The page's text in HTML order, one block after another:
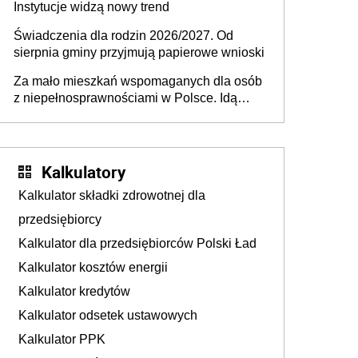
Instytucje widzą nowy trend
Świadczenia dla rodzin 2026/2027. Od
sierpnia gminy przyjmują papierowe wnioski
Za mało mieszkań wspomaganych dla osób
z niepełnosprawnościami w Polsce. Idą
Kalkulatory
Kalkulator składki zdrowotnej dla
przedsiębiorcy
Kalkulator dla przedsiębiorców Polski Ład
Kalkulator kosztów energii
Kalkulator kredytów
Kalkulator odsetek ustawowych
Kalkulator PPK